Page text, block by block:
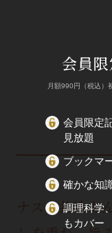
ナスの共地あ
会員
月額990円（税込）
会員限定
見放題
ブックマ
確かな知
調理科学
もカバー